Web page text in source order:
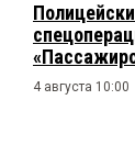
4 августа 10:00